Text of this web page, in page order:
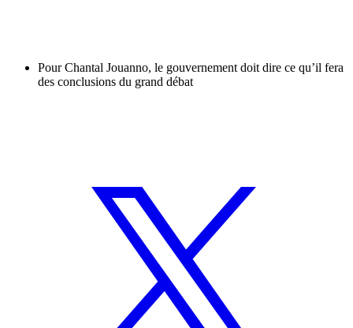
Pour Chantal Jouanno, le gouvernement doit dire ce qu’il fera
des conclusions du grand débat